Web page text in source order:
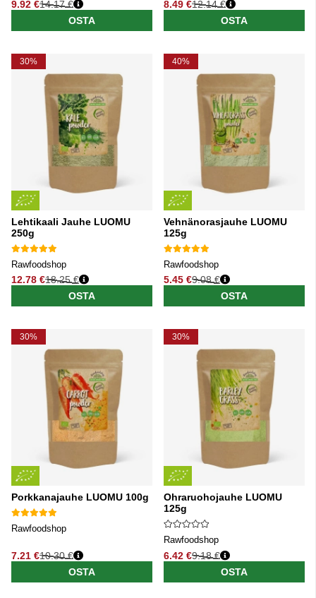
9.92 €
Normaali hinta
14.17 €
OSTA
8.49 €
Normaali hinta
12.14 €
OSTA
30%
Lehtikaali Jauhe LUOMU
250g
Rawfoodshop
12.78 €
Normaali hinta
18.25 €
OSTA
40%
Vehnänorasjauhe LUOMU
125g
Rawfoodshop
5.45 €
Normaali hinta
9.08 €
OSTA
30%
Porkkanajauhe LUOMU 100g
Rawfoodshop
7.21 €
Normaali hinta
10.30 €
OSTA
30%
Ohraruohojauhe LUOMU
125g
Rawfoodshop
6.42 €
Normaali hinta
9.18 €
OSTA